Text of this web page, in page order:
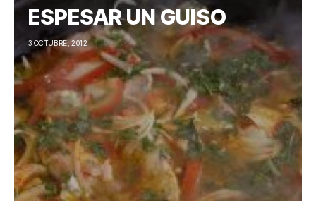
ESPESAR UN GUISO
3 OCTUBRE, 2012